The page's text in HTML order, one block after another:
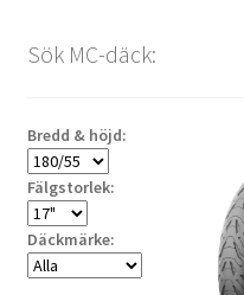
Sök MC-däck:
Bredd & höjd:
Fälgstorlek:
Däckmärke: